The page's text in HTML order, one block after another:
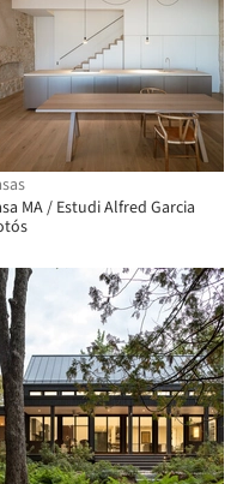
MA / Estudi Alfred Garcia